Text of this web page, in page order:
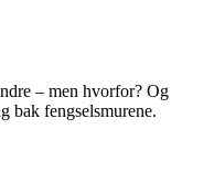
– men hvorfor? Og
bak fengselsmurene.